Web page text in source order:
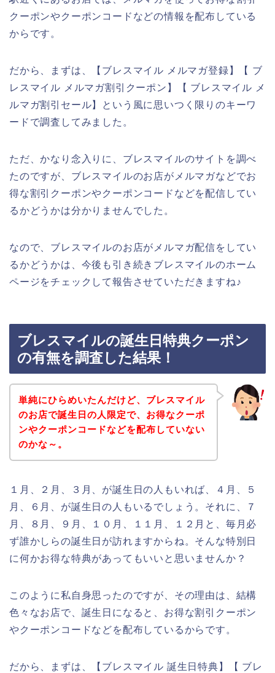
クーポンやクーポンコードなどの情報を配布している
からです。
だから、まずは、【ブレスマイル メルマガ登録】【 ブ
レスマイル メルマガ割引クーポン】【 ブレスマイル メ
ルマガ割引セール】という風に思いつく限りのキーワ
ードで調査してみました。
ただ、かなり念入りに、ブレスマイルのサイトを調べ
たのですが、ブレスマイルのお店がメルマガなどでお
得な割引クーポンやクーポンコードなどを配信してい
るかどうかは分かりませんでした。
なので、ブレスマイルのお店がメルマガ配信をしてい
るかどうかは、今後も引き続きブレスマイルのホーム
ページをチェックして報告させていただきますね♪
ブレスマイルの誕生日特典クーポン
の有無を調査した結果！
単純にひらめいたんだけど、ブレスマイル
のお店で誕生日の人限定で、お得なクーポ
ンやクーポンコードなどを配布していない
のかな～。
１月、２月、３月、が誕生日の人もいれば、４月、５
月、６月、が誕生日の人もいるでしょう。それに、７
月、８月、９月、１０月、１１月、１２月と、毎月必
ず誰かしらの誕生日が訪れますからね。そんな特別日
に何かお得な特典があってもいいと思いませんか？
このように私自身思ったのですが、その理由は、結構
色々なお店で、誕生日になると、お得な割引クーポン
やクーポンコードなどを配布しているからです。
だから、まずは、【ブレスマイル 誕生日特典】【 ブレ